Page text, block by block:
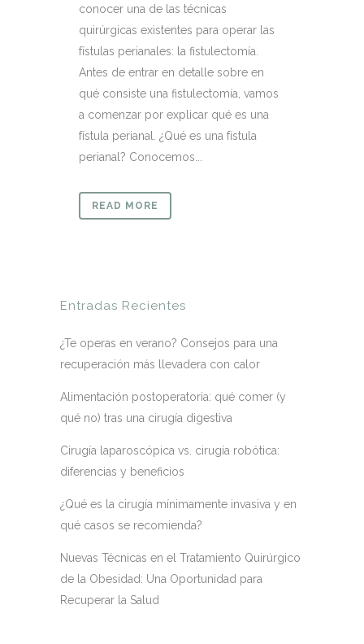
conocer una de las técnicas
quirúrgicas existentes para operar las
fístulas perianales: la fistulectomía.
Antes de entrar en detalle sobre en
qué consiste una fistulectomía, vamos
a comenzar por explicar qué es una
fístula perianal. ¿Qué es una fístula
perianal? Conocemos...
READ MORE
Entradas Recientes
¿Te operas en verano? Consejos para una
recuperación más llevadera con calor
Alimentación postoperatoria: qué comer (y
qué no) tras una cirugía digestiva
Cirugía laparoscópica vs. cirugía robótica:
diferencias y beneficios
¿Qué es la cirugía mínimamente invasiva y en
qué casos se recomienda?
Nuevas Técnicas en el Tratamiento Quirúrgico
de la Obesidad: Una Oportunidad para
Recuperar la Salud